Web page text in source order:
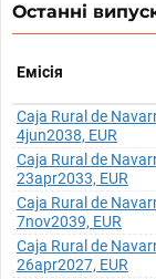
Останні
Емісія
Caja Rural de
4jun2038, EUR
Caja Rural de
23apr2033, EUR
Caja Rural de
7nov2039, EUR
Caja Rural de
26apr2027, EUR